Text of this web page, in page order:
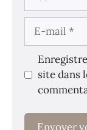
mail
site dans